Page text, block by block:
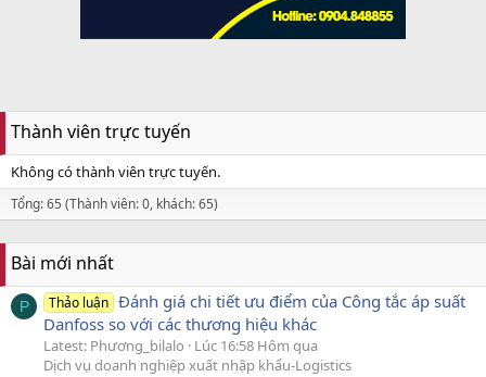
Thành viên trực tuyến
Không có thành viên trực tuyến.
Tổng: 65 (Thành viên: 0, khách: 65)
Bài mới nhất
P Thảo luận Đánh giá chi tiết ưu điểm của Công tắc áp suất
Danfoss so với các thương hiệu khác
Latest: Phương_bilalo
Lúc 16:58 Hôm qua
Dịch vụ doanh nghiệp xuất nhập khẩu-Logistics